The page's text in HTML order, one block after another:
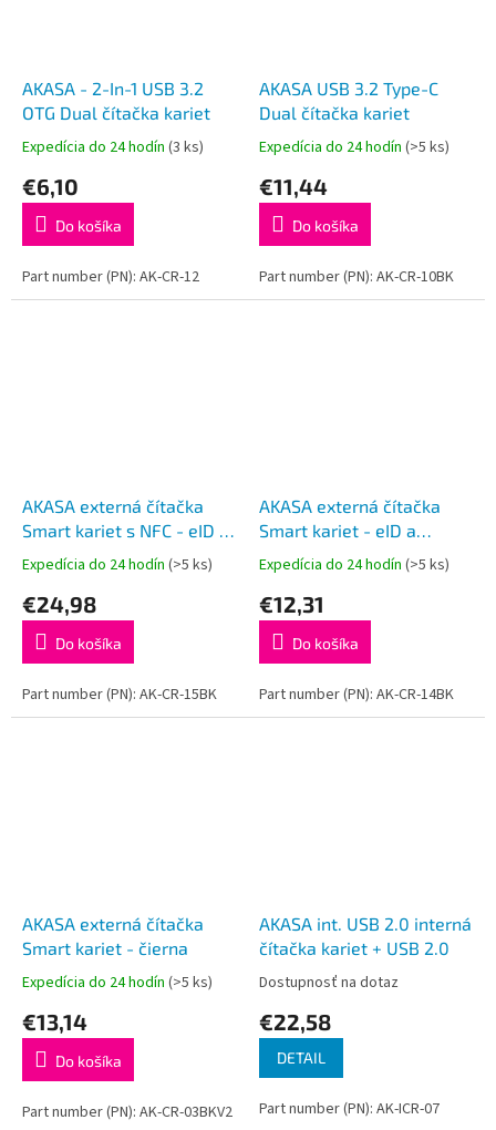
AKASA - 2-In-1 USB 3.2
OTG Dual čítačka kariet
Expedícia do 24 hodín (3 ks)
€6,10
Do košíka
Part number (PN): AK-CR-12
AKASA USB 3.2 Type-C
Dual čítačka kariet
Expedícia do 24 hodín (>5 ks)
€11,44
Do košíka
Part number (PN): AK-CR-10BK
AKASA externá čítačka
Smart kariet s NFC - eID a
eObčanka
Expedícia do 24 hodín (>5 ks)
€24,98
Do košíka
Part number (PN): AK-CR-15BK
AKASA externá čítačka
Smart kariet - eID a
eObčanka
Expedícia do 24 hodín (>5 ks)
€12,31
Do košíka
Part number (PN): AK-CR-14BK
AKASA externá čítačka
Smart kariet - čierna
Expedícia do 24 hodín (>5 ks)
€13,14
Do košíka
Part number (PN): AK-CR-03BKV2
AKASA int. USB 2.0 interná
čítačka kariet + USB 2.0
Dostupnosť na dotaz
€22,58
DETAIL
Part number (PN): AK-ICR-07